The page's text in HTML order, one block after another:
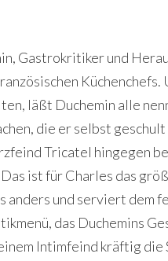
Gastrokritiker und
läßt Duchemin alle
die er selbst
Tricatel hingegen
ist für Charles das
anders und serviert dem
das Duchemins
Intimfeind kräftig die